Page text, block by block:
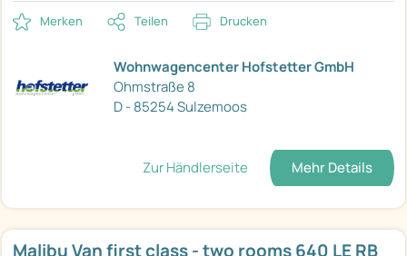
Merken Teilen Drucken
Wohnwagencenter Hofstetter GmbH
Ohmstraße 8
D - 85254 Sulzemoos
Zur Händlerseite Mehr Details
Malibu Van first class - two rooms 640 LE RB